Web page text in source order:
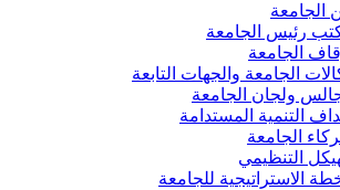
الجامعة
رئيس الجامعة
الجامعة
الجامعة والجهات التابعة
ولجان الجامعة
التنمية المستدامة
الجامعة
التنظيمي
الاستراتيجية للجامعة